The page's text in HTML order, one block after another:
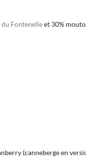
du Fontenelleet 30%
(canneberge en